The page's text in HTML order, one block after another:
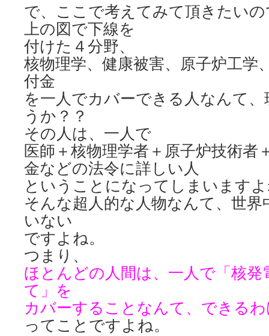
で、ここで考えてみて頂きたい
上の図で下線を
付けた４分野、
核物理学、健康被害、原子炉工学
付金
を一人でカバーできる人なんて
うか？？
その人は、一人で
医師＋核物理学者＋原子炉技術者
金などの法令に詳しい人
ということになってしまいます
そんな超人的な人物なんて、世
いない
ですよね。
つまり、
ほとんどの人間は、一人で「核
て」を
カバーすることなんて、できる
ってことですよね。